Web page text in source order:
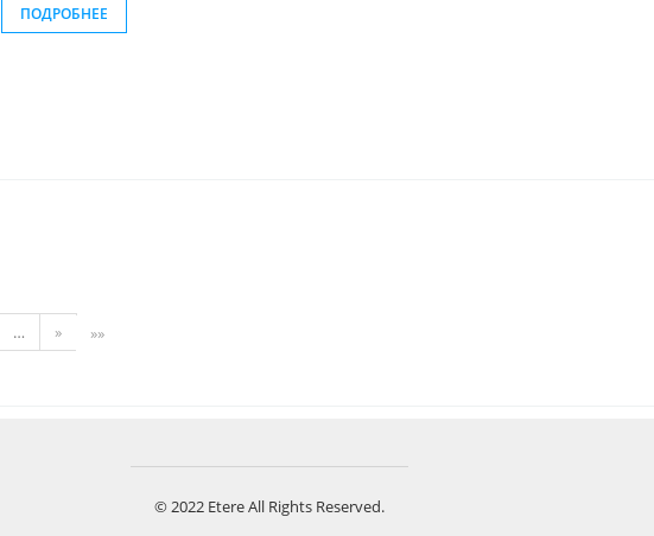
ПОДРОБНЕЕ
… » »»
© 2022 Etere All Rights Reserved.